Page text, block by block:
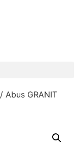
/ Abus GRANIT